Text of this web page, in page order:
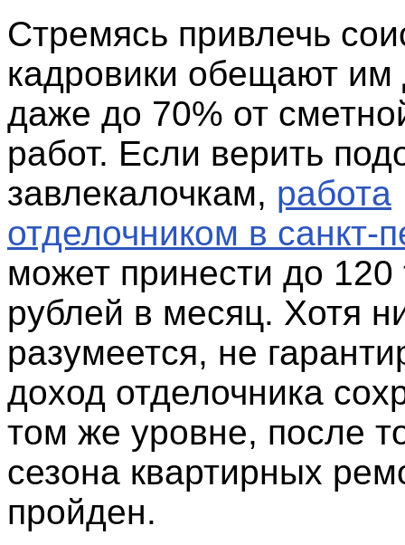
Стремясь привлечь
кадровики обещают им
даже до 70% от
работ. Если верить
завлекалочкам, работа
отделочником в санкт-
может принести до 120
рублей в месяц. Хотя
разумеется, не
доход отделочника
том же уровне, после
сезона квартирных
пройден.